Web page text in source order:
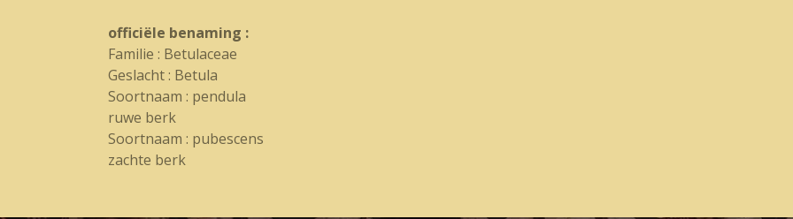
officiële benaming :
Familie : Betulaceae
Geslacht : Betula
Soortnaam : pendula
ruwe berk
Soortnaam : pubescens
zachte berk